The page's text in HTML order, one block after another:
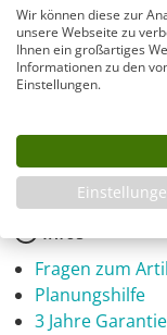
Montage
Infos
Fragen zum
Planungshilfe
3 Jahre
Wir können diese zur
unsere Webseite zu
Ihnen ein großartiges
Informationen zu den
Einstellungen.